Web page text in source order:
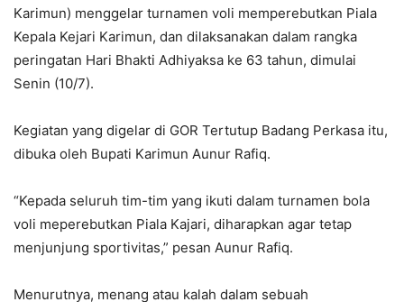
Karimun) menggelar turnamen voli memperebutkan Piala
Kepala Kejari Karimun, dan dilaksanakan dalam rangka
peringatan Hari Bhakti Adhiyaksa ke 63 tahun, dimulai
Senin (10/7).
Kegiatan yang digelar di GOR Tertutup Badang Perkasa itu,
dibuka oleh Bupati Karimun Aunur Rafiq.
“Kepada seluruh tim-tim yang ikuti dalam turnamen bola
voli meperebutkan Piala Kajari, diharapkan agar tetap
menjunjung sportivitas,” pesan Aunur Rafiq.
Menurutnya, menang atau kalah dalam sebuah